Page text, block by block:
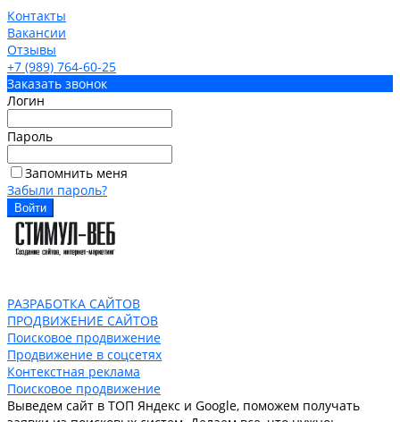
Контакты
Вакансии
Отзывы
+7 (989) 764-60-25
Заказать звонок
Логин
Пароль
Запомнить меня
Забыли пароль?
РАЗРАБОТКА САЙТОВ
ПРОДВИЖЕНИЕ САЙТОВ
Поисковое продвижение
Продвижение в соцсетях
Контекстная реклама
Поисковое продвижение
Выведем сайт в ТОП Яндекс и Google, поможем получать